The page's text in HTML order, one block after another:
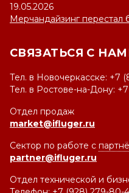
19.05.2026
Мерчандайзинг перестал
СВЯЗАТЬСЯ С
Тел. в Новочеркасске: +7
Тел. в Ростове-на-Дону:
Отдел продаж
market@ifluger.ru
Сектор по работе с
partner@ifluger.ru
Отдел технической и